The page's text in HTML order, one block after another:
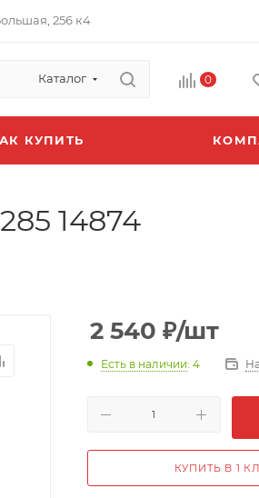
256 к4
Каталог 0
КУПИТЬ
14874
2 540 ₽/шт
Есть в наличии: 4
КУПИТЬ В 1